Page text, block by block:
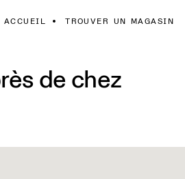
ACCUEIL TROUVER UN MAGASIN
de chez